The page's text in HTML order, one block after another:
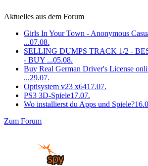
Aktuelles aus dem Forum
Girls In Your Town - Anonymous
...07.08.
SELLING DUMPS TRACK 1/2 -
- BUY ...05.08.
Buy Real German Driver's License
...29.07.
Optisystem v23 x6417.07.
PS3 3D-Spiele17.07.
Wo installierst du Apps und Spiele?
Zum Forum